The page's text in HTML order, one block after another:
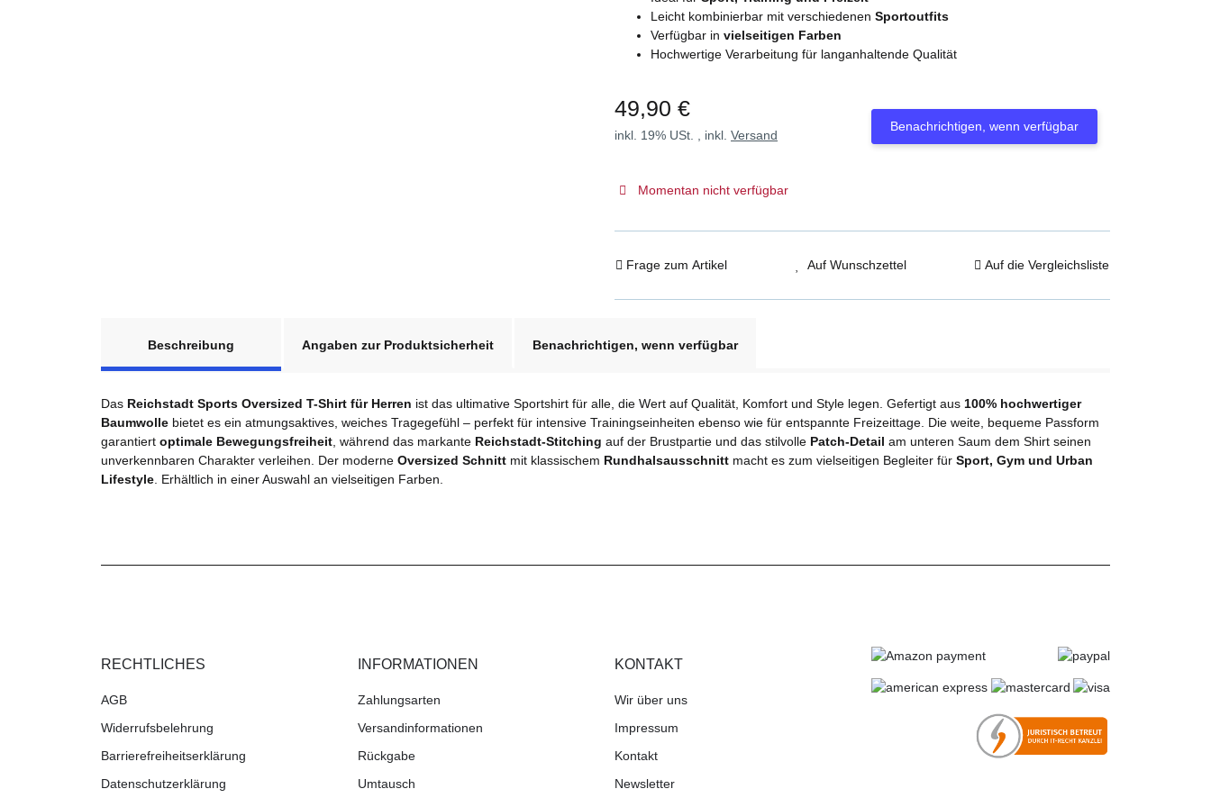
Leicht kombinierbar mit verschiedenen Sportoutfits
Verfügbar in vielseitigen Farben
Hochwertige Verarbeitung für langanhaltende Qualität
49,90 €
inkl. 19% USt. , inkl. Versand
Momentan nicht verfügbar
Benachrichtigen, wenn verfügbar
Frage zum Artikel Auf Wunschzettel Auf die Vergleichsliste
Beschreibung
Angaben zur Produktsicherheit Benachrichtigen, wenn verfügbar
Das Reichstadt Sports Oversized T-Shirt für Herren ist das ultimative Sportshirt für alle, die Wert auf Qualität, Komfort und Style legen. Gefertigt aus 100% hochwertiger
Baumwolle bietet es ein atmungsaktives, weiches Tragegefühl – perfekt für intensive Trainingseinheiten ebenso wie für entspannte Freizeittage. Die weite, bequeme Passform
garantiert optimale Bewegungsfreiheit , während das markante Reichstadt-Stitching auf der Brustpartie und das stilvolle Patch-Detail am unteren Saum dem Shirt seinen
unverkennbaren Charakter verleihen. Der moderne Oversized Schnitt mit klassischem Rundhalsausschnitt macht es zum vielseitigen Begleiter für Sport, Gym und Urban
Lifestyle . Erhältlich in einer Auswahl an vielseitigen Farben.
RECHTLICHES
AGB
Widerrufsbelehrung
Barrierefreiheitserklärung
Datenschutzerklärung
INFORMATIONEN
Zahlungsarten
Versandinformationen
Rückgabe
Umtausch
KONTAKT
Wir über uns
Impressum
Kontakt
Newsletter